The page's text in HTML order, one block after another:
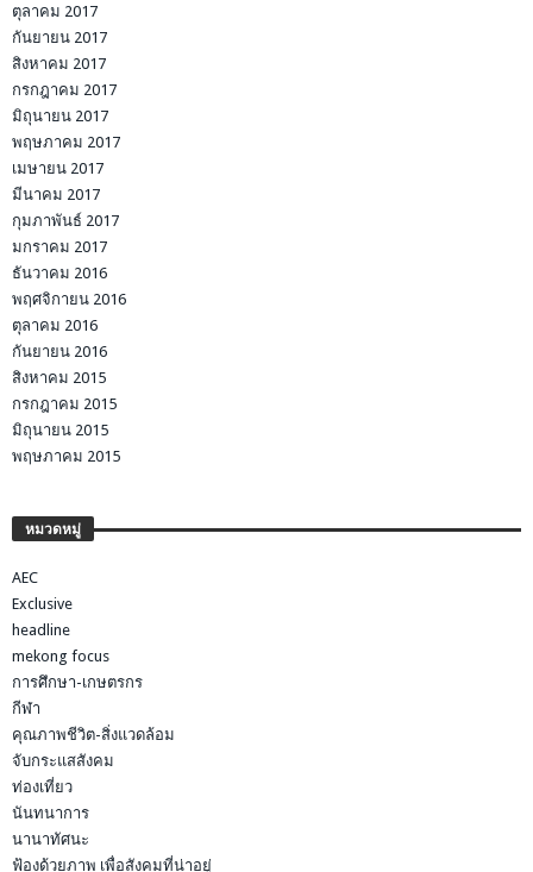
ตุลาคม 2017
กันยายน 2017
สิงหาคม 2017
กรกฎาคม 2017
มิถุนายน 2017
พฤษภาคม 2017
เมษายน 2017
มีนาคม 2017
กุมภาพันธ์ 2017
มกราคม 2017
ธันวาคม 2016
พฤศจิกายน 2016
ตุลาคม 2016
กันยายน 2016
สิงหาคม 2015
กรกฎาคม 2015
มิถุนายน 2015
พฤษภาคม 2015
หมวดหมู่
AEC
Exclusive
headline
mekong focus
การศึกษา-เกษตรกร
กีฬา
คุณภาพชีวิต-สิ่งแวดล้อม
จับกระแสสังคม
ท่องเที่ยว
นันทนาการ
นานาทัศนะ
ฟ้องด้วยภาพ เพื่อสังคมที่น่าอยู่